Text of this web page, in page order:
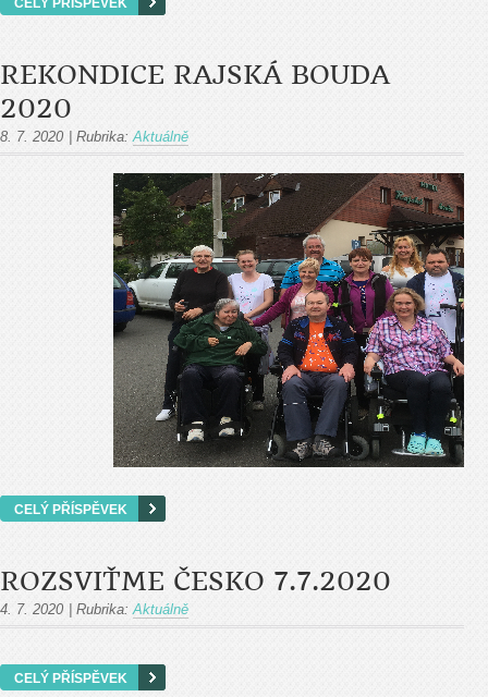
REKONDICE RAJSKÁ BOUDA
2020
8. 7. 2020 Rubrika: Aktuálně
CELÝ PŘÍSPĚVEK
ROZSVIŤME ČESKO 7.7.2020
4. 7. 2020 Rubrika: Aktuálně
CELÝ PŘÍSPĚVEK